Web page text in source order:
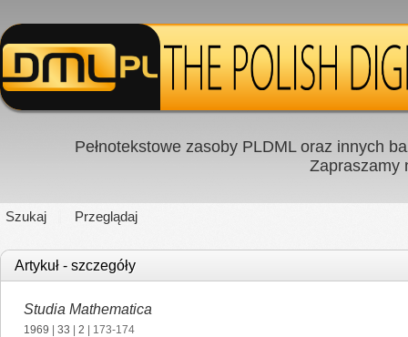
Pełnotekstowe zasoby PLDML oraz innych
Zapraszamy
Szukaj Przeglądaj
Artykuł - szczegóły
Studia Mathematica
1969 33 2 | 173-174